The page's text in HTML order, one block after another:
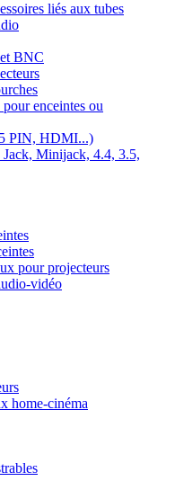
liés aux tubes
BNC
enceintes ou
PIN, HDMI...)
Jack, Minijack, 4.4, 3.5,
pour projecteurs
vidéo
home-cinéma